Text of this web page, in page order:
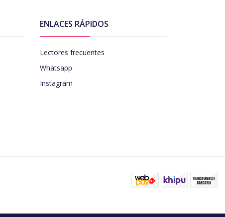
ENLACES RÁPIDOS
Lectores frecuentes
Whatsapp
Instagram